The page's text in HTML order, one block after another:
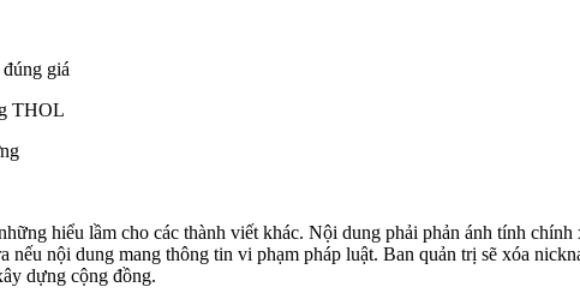
giá
THOL
hiểu lầm cho các thành viết khác. Nội dung phải phản ánh tính
nội dung mang thông tin vi phạm pháp luật. Ban quản trị sẽ xóa
dựng cộng đồng.